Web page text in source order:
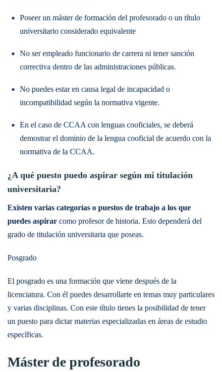
Poseer un máster de formación del profesorado o un título
universitario considerado equivalente
No ser empleado funcionario de carrera ni tener sanción
correctiva dentro de las administraciones públicas.
No puedes estar en causa legal de incapacidad o
incompatibilidad según la normativa vigente.
En el caso de CCAA con lenguas cooficiales, se deberá
demostrar el dominio de la lengua cooficial de acuerdo con la
normativa de la CCAA.
¿A qué puesto puedo aspirar según mi titulación
universitaria?
Existen varias categorías o puestos de trabajo a los que
puedes aspirar como profesor de historia. Esto dependerá del
grado de titulación universitaria que poseas.
Posgrado
El posgrado es una formación que viene después de la
licenciatura. Con él puedes desarrollarte en temas muy particulares
y varias disciplinas. Con este título tienes la posibilidad de tener
un puesto para dictar materias especializadas en áreas de estudio
específicas.
Máster de profesorado